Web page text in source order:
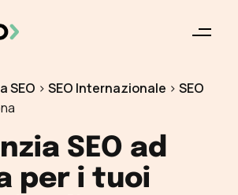
SEO > SEO Internazionale > SEO
SEO ad
per i tuoi